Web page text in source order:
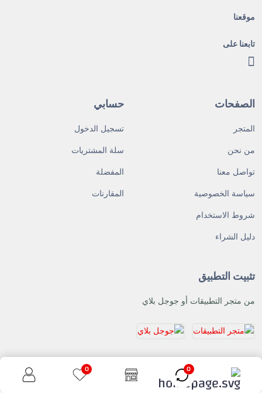
0
0
موقعنا
تابعنا على
الصفحات
المتجر
من نحن
تواصل معنا
سياسة الخصوصية
شروط الاستخدام
دليل الشراء
حسابي
تسجيل الدخول
سلة المشتريات
المفضلة
المقارنات
تثبيت التطبيق
من متجر التطبيقات أو جوجل بلاي
© حقوق النشر 2026 Paltech Hub